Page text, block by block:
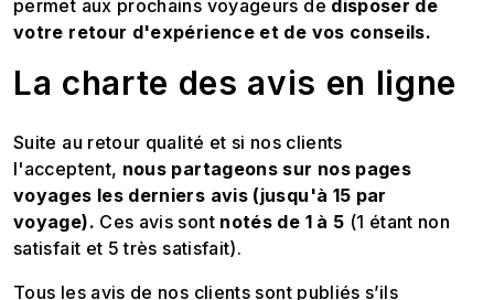
permet aux prochains voyageurs de disposer de
votre retour d'expérience et de vos conseils.
La charte des avis en ligne
Suite au retour qualité et si nos clients
l'acceptent, nous partageons sur nos pages
voyages les derniers avis (jusqu'à 15 par
voyage). Ces avis sontnotés de 1 à 5 (1 étant non
satisfait et 5 très satisfait).
Tous les avis de nos clients sont publiés s’ils